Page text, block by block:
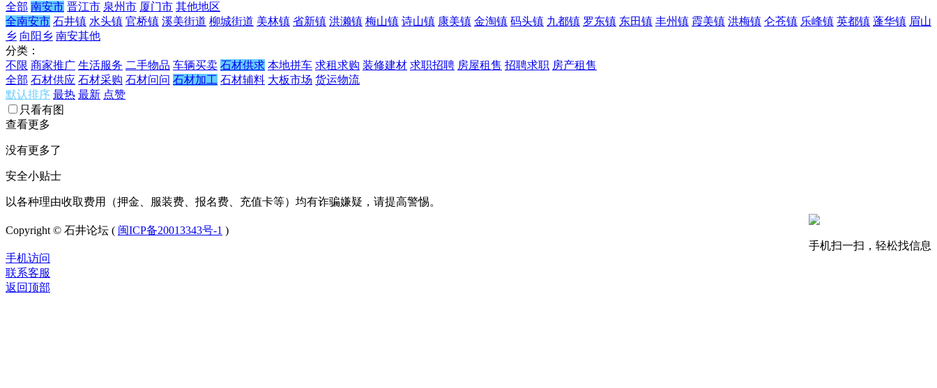
全部 南安市 晋江市 泉州市 厦门市 其他地区
全南安市 石井镇 水头镇 官桥镇 溪美街道 柳城街道 美林镇 省新镇 洪濑镇 梅山镇 诗山镇 康美镇 金淘镇 码头镇 九都镇 罗东镇 东田镇 丰州镇 霞美镇 洪梅镇 仑苍镇 乐峰镇 英都镇 蓬华镇 眉山
乡 向阳乡 南安其他
分类：
不限 商家推广 生活服务 二手物品 车辆买卖 石材供求 本地拼车 求租求购 装修建材 求职招聘 房屋租售 招聘求职 房产租售
全部 石材供应 石材采购 石材问问 石材加工 石材辅料 大板市场 货运物流
默认排序 最热 最新 点赞
只看有图
查看更多
没有更多了
安全小贴士
以各种理由收取费用（押金、服装费、报名费、充值卡等）均有诈骗嫌疑，请提高警惕。
手机扫一扫，轻松找信息
Copyright © 石井论坛 ( 闽ICP备20013343号-1 )
手机访问
联系客服
返回顶部